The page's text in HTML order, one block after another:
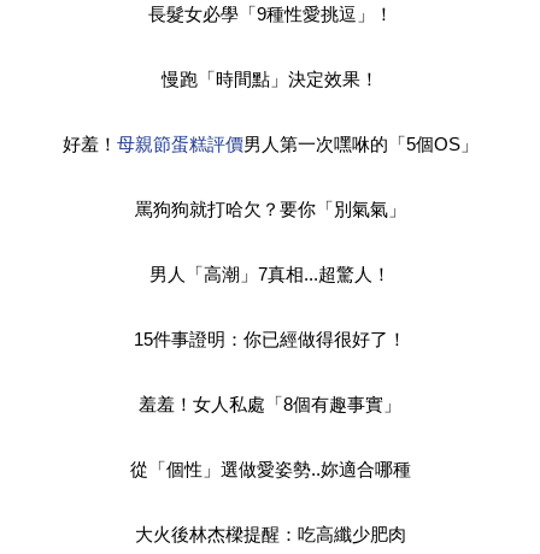
長髮女必學「9種性愛挑逗」！
慢跑「時間點」決定效果！
好羞！ 母親節蛋糕評價男人第一次嘿咻的「5個OS」
罵狗狗就打哈欠？要你「別氣氣」
男人「高潮」7真相...超驚人！
15件事證明：你已經做得很好了！
羞羞！女人私處「8個有趣事實」
從「個性」選做愛姿勢..妳適合哪種
大火後林杰樑提醒：吃高纖少肥肉